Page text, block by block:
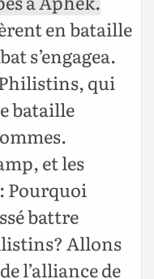
en bataille
s’engagea.
qui
bataille
et les
Pourquoi
battre
Allons
l’alliance de